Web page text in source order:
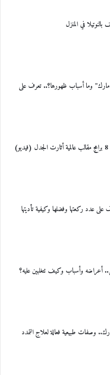
في المنزل
وما أسباب ظهورها؟.. تعرف على
عدد ركعتها وفضلها وكيفية تأديتها
أعراضه وأسباب وكيف تتغلبين عليه؟
وصفات طبيعية فعالة لعلاج التمدد